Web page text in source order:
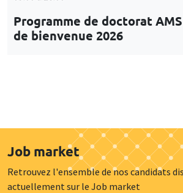
Programme de doctorat
de bienvenue 2026
Job market
Retrouvez l'ensemble de nos candidats
actuellement sur le Job market